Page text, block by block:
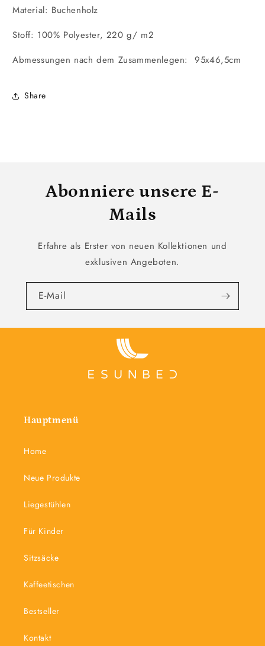
Material: Buchenholz
Stoff: 100% Polyester, 220 g/ m2
Abmessungen nach dem Zusammenlegen: 95x46,5cm
Share
Abonniere unsere E-
Mails
Erfahre als Erster von neuen Kollektionen und
exklusiven Angeboten.
E-Mail
Hauptmenü
Home
Neue Produkte
Liegestühlen
Für Kinder
Sitzsäcke
Kaffeetischen
Bestseller
Kontakt